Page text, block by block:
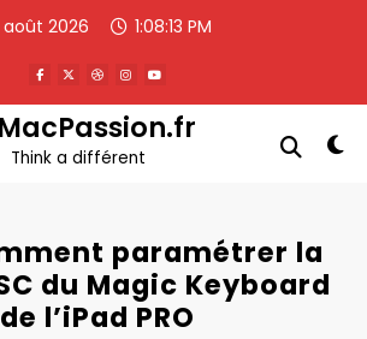
2026 1:08:14 PM
MacPassion.fr
Think a différent
paramétrer la
du Magic Keyboard
de l’iPad PRO